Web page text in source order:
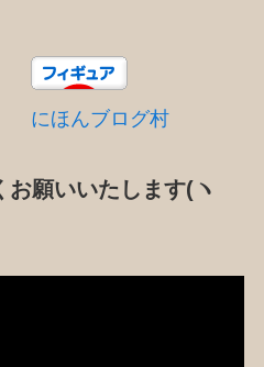
にほんブログ村
願いいたします(ヽ